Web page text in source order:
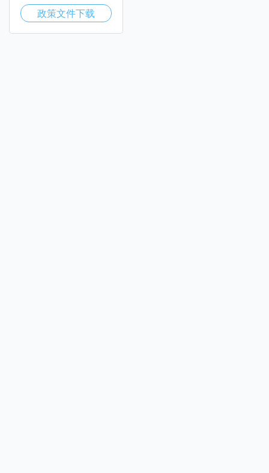
政策文件下载